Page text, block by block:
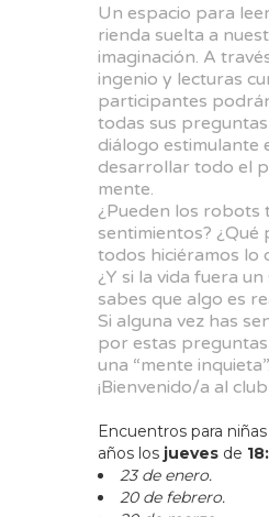
Un espacio para
rienda suelta a
imaginación. A
ingenio y lecturas
participantes
todas sus
diálogo estimulante
desarrollar todo el
mente.
¿Pueden los robots
sentimientos? ¿Qué
todos hiciéramos lo
¿Y si la vida fuera
sabes que algo es
Si alguna vez has
por estas
una “mente inquieta”.
¡Bienvenido/a al
Encuentros para
años los jueves de
23 de enero.
20 de febrero.